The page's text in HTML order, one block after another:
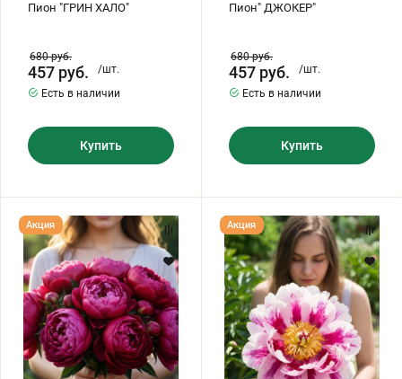
Пион "ГРИН ХАЛО"
680руб.
457 руб.
/шт.
Есть в наличии
Купить
Пион" ДЖОКЕР"
680руб.
457 руб.
/шт.
Есть в наличии
Купить
Пион
"АРМАНИ"
Акция
Пион
"ДВЕ
СЕСТРЫ"
Акция